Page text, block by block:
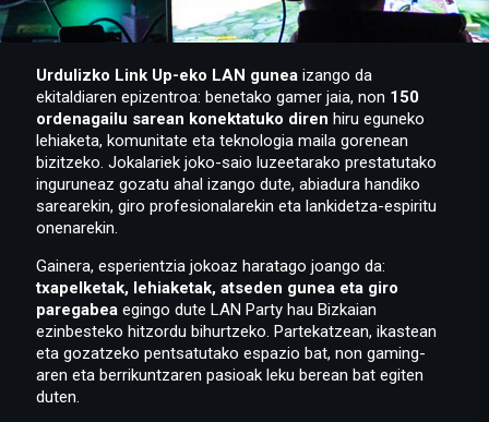
Urdulizko Link Up-eko LAN gunea izango da
ekitaldiaren epizentroa: benetako gamer jaia, non 150
ordenagailu sarean konektatuko diren hiru eguneko
lehiaketa, komunitate eta teknologia maila gorenean
bizitzeko. Jokalariek joko-saio luzeetarako prestatutako
inguruneaz gozatu ahal izango dute, abiadura handiko
sarearekin, giro profesionalarekin eta lankidetza-espiritu
onenarekin.
Gainera, esperientzia jokoaz haratago joango da:
txapelketak, lehiaketak, atseden gunea eta giro
paregabea egingo dute LAN Party hau Bizkaian
ezinbesteko hitzordu bihurtzeko. Partekatzean, ikastean
eta gozatzeko pentsatutako espazio bat, non gaming-
aren eta berrikuntzaren pasioak leku berean bat egiten
duten.